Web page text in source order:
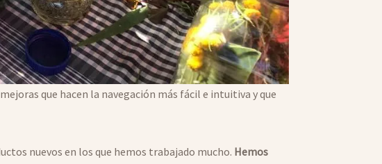
que hacen la navegación más fácil e intuitiva y que
nuevos en los que hemos trabajado mucho. Hemos